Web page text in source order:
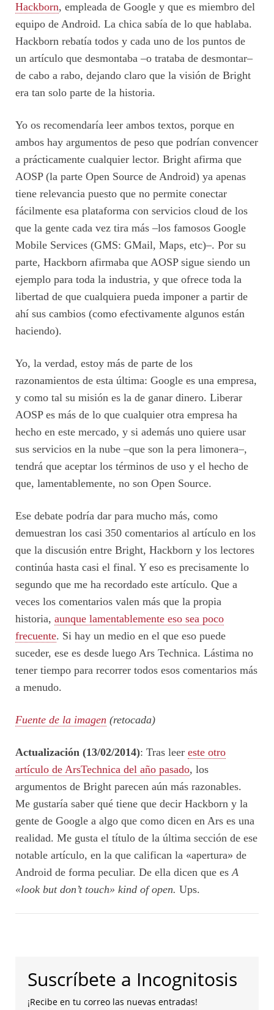
Hackborn, empleada de Google y que es miembro del
equipo de Android. La chica sabía de lo que hablaba.
Hackborn rebatía todos y cada uno de los puntos de
un artículo que desmontaba –o trataba de desmontar–
de cabo a rabo, dejando claro que la visión de Bright
era tan solo parte de la historia.
Yo os recomendaría leer ambos textos, porque en
ambos hay argumentos de peso que podrían convencer
a prácticamente cualquier lector. Bright afirma que
AOSP (la parte Open Source de Android) ya apenas
tiene relevancia puesto que no permite conectar
fácilmente esa plataforma con servicios cloud de los
que la gente cada vez tira más –los famosos Google
Mobile Services (GMS: GMail, Maps, etc)–. Por su
parte, Hackborn afirmaba que AOSP sigue siendo un
ejemplo para toda la industria, y que ofrece toda la
libertad de que cualquiera pueda imponer a partir de
ahí sus cambios (como efectivamente algunos están
haciendo).
Yo, la verdad, estoy más de parte de los
razonamientos de esta última: Google es una empresa,
y como tal su misión es la de ganar dinero. Liberar
AOSP es más de lo que cualquier otra empresa ha
hecho en este mercado, y si además uno quiere usar
sus servicios en la nube –que son la pera limonera–,
tendrá que aceptar los términos de uso y el hecho de
que, lamentablemente, no son Open Source.
Ese debate podría dar para mucho más, como
demuestran los casi 350 comentarios al artículo en los
que la discusión entre Bright, Hackborn y los lectores
continúa hasta casi el final. Y eso es precisamente lo
segundo que me ha recordado este artículo. Que a
veces los comentarios valen más que la propia
historia, aunque lamentablemente eso sea poco
frecuente. Si hay un medio en el que eso puede
suceder, ese es desde luego Ars Technica. Lástima no
tener tiempo para recorrer todos esos comentarios más
a menudo.
Fuente de la imagen (retocada)
Actualización (13/02/2014): Tras leer este otro
artículo de ArsTechnica del año pasado, los
argumentos de Bright parecen aún más razonables.
Me gustaría saber qué tiene que decir Hackborn y la
gente de Google a algo que como dicen en Ars es una
realidad. Me gusta el título de la última sección de ese
notable artículo, en la que califican la «apertura» de
Android de forma peculiar. De ella dicen que esA
«look but don’t touch» kind of open. Ups.
Suscríbete a Incognitosis
¡Recibe en tu correo las nuevas entradas!